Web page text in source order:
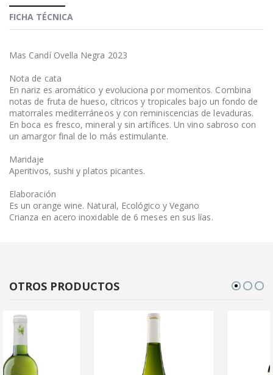
FICHA TÉCNICA
Mas Candí Ovella Negra 2023
Nota de cata
En nariz es aromático y evoluciona por momentos. Combina
notas de fruta de hueso, cítricos y tropicales bajo un fondo de
matorrales mediterráneos y con reminiscencias de levaduras.
En boca es fresco, mineral y sin artífices. Un vino sabroso con
un amargor final de lo más estimulante.
Maridaje
Aperitivos, sushi y platos picantes.
Elaboración
Es un orange wine. Natural, Ecológico y Vegano
Crianza en acero inoxidable de 6 meses en sus lías.
OTROS PRODUCTOS